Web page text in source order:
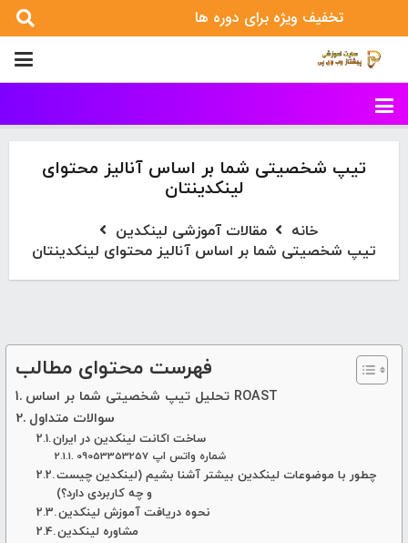
تخفیف ویژه برای دوره ها
تیپ شخصیتی شما بر اساس آنالیز محتوای
لینکدینتان
خانه
مقالات آموزشی لینکدین
تیپ شخصیتی شما بر اساس آنالیز محتوای لینکدینتان
فهرست محتوای مطالب
تحلیل تیپ شخصیتی شما بر اساس ROAST
سوالات متداول
ساخت اکانت لینکدین در ایران
شماره واتس اپ 09053353257
چطور با موضوعات لینکدین بیشتر آشنا بشیم (لینکدین چیست
و چه کاربردی دارد؟)
نحوه دریافت آموزش لینکدین
مشاوره لینکدین